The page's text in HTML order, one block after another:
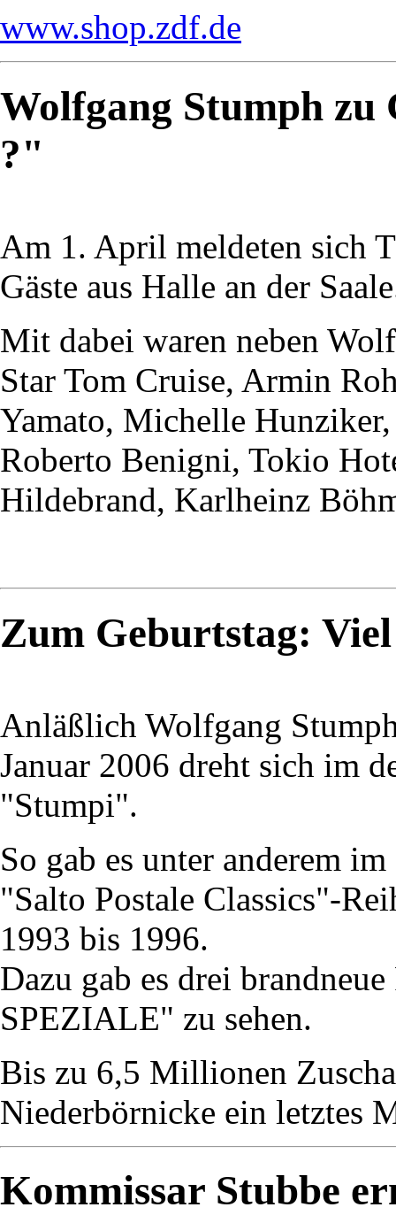
www.shop.zdf.de
Wolfgang Stumph zu
?"
Am 1. April meldeten sich
Gäste aus Halle an der
Mit dabei waren neben
Star Tom Cruise, Armin
Yamato, Michelle Hunziker,
Roberto Benigni, Tokio
Hildebrand, Karlheinz
Zum Geburtstag:
Anläßlich Wolfgang
Januar 2006 dreht sich im
"Stumpi".
So gab es unter anderem
"Salto Postale Classics"-
1993 bis 1996.
Dazu gab es drei
SPEZIALE" zu sehen.
Bis zu 6,5 Millionen
Niederbörnicke ein letztes
Kommissar Stubbe